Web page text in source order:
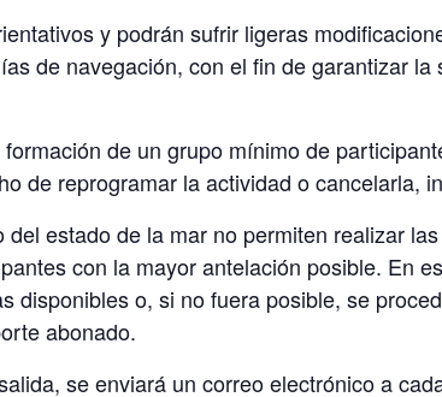
y podrán sufrir ligeras
de navegación, con el fin de garantizar
de un grupo mínimo de
de reprogramar la actividad o cancelarla,
estado de la mar no permiten realizar
con la mayor antelación posible. En
disponibles o, si no fuera posible, se
abonado.
se enviará un correo electrónico a